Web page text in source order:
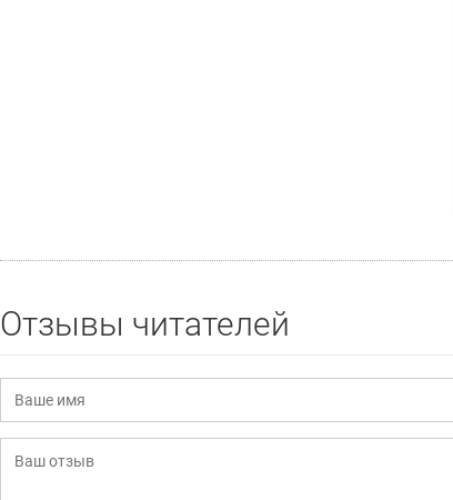
Отзывы читателей